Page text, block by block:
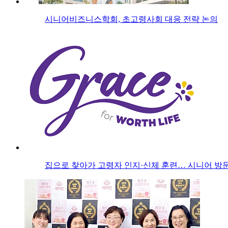
시니어비즈니스학회, 초고령사회 대응 전략 논의
집으로 찾아가 고령자 인지·신체 훈련… 시니어 방